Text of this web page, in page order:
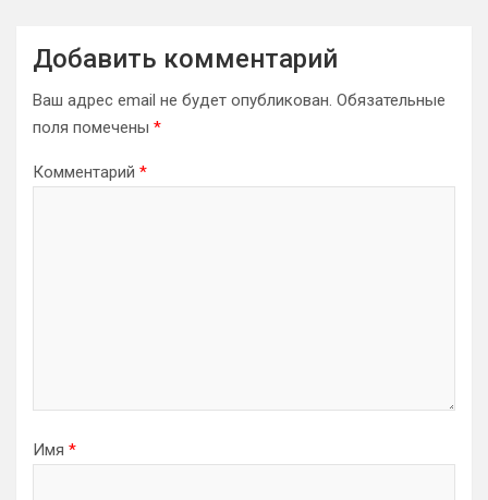
Добавить комментарий
Ваш адрес email не будет опубликован. Обязательные
поля помечены *
Комментарий *
Имя *